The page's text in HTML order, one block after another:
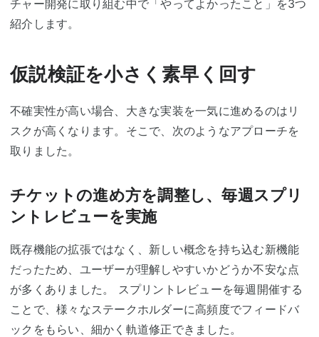
チャー開発に取り組む中で「やってよかったこと」を3つ
紹介します。
仮説検証を小さく素早く回す
不確実性が高い場合、大きな実装を一気に進めるのはリ
スクが高くなります。そこで、次のようなアプローチを
取りました。
チケットの進め方を調整し、毎週スプリ
ントレビューを実施
既存機能の拡張ではなく、新しい概念を持ち込む新機能
だったため、ユーザーが理解しやすいかどうか不安な点
が多くありました。 スプリントレビューを毎週開催する
ことで、様々なステークホルダーに高頻度でフィードバ
ックをもらい、細かく軌道修正できました。